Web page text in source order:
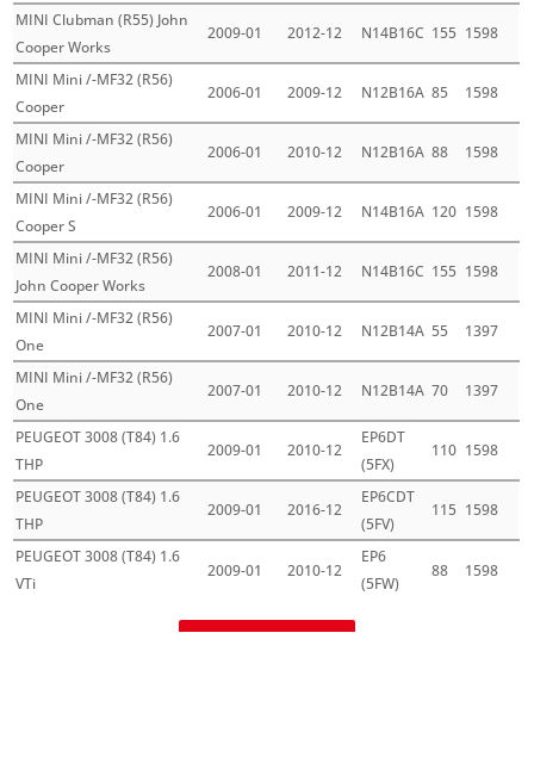
MINI Clubman (R55) John
Cooper Works
2009-01 2012-12 N14B16C 155 1598
MINI Mini /-MF32 (R56)
Cooper
2006-01 2009-12 N12B16A 85 1598
MINI Mini /-MF32 (R56)
Cooper
2006-01 2010-12 N12B16A 88 1598
MINI Mini /-MF32 (R56)
Cooper S
2006-01 2009-12 N14B16A 120 1598
MINI Mini /-MF32 (R56)
John Cooper Works
2008-01 2011-12 N14B16C 155 1598
MINI Mini /-MF32 (R56)
One
2007-01 2010-12 N12B14A 55 1397
MINI Mini /-MF32 (R56)
One
2007-01 2010-12 N12B14A 70 1397
PEUGEOT 3008 (T84) 1.6
THP
2009-01 2010-12
EP6DT
(5FX)
110 1598
PEUGEOT 3008 (T84) 1.6
THP
2009-01 2016-12
EP6CDT
(5FV)
115 1598
PEUGEOT 3008 (T84) 1.6
VTi
2009-01 2010-12
EP6
(5FW)
88 1598
Mehr laden